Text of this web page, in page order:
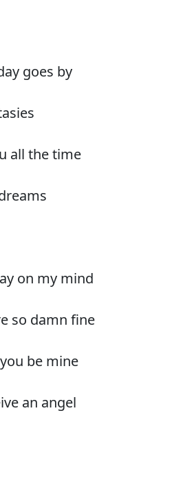
goes by
all the time
on my mind
so damn fine
be mine
an angel